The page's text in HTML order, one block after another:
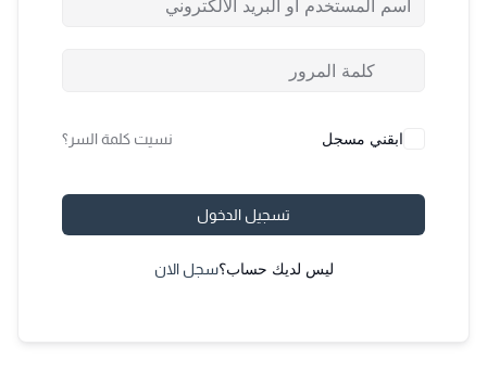
ابقني مسجل نسيت كلمة السر؟
تسجيل الدخول
ليس لديك حساب؟سجل الان